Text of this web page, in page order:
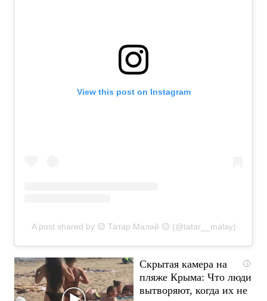
View this post on Instagram
A post shared by 🟡 Татар Малай 🟡 (@tatar__malay)
i
Скрытая камера на
пляже Крыма: Что люди
вытворяют, когда их не